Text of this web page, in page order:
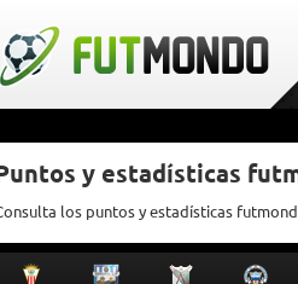
y estadísticas
los puntos y estadísticas